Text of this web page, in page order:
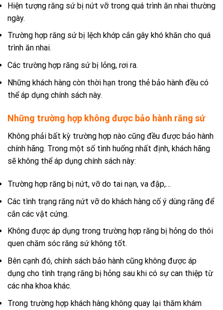
Hiện tượng răng sứ bị nứt vỡ trong quá trình ăn nhai thường
ngày.
Trường hợp răng sứ bị lệch khớp cắn gây khó khăn cho quá
trình ăn nhai.
Các trường hợp răng sứ bị lỏng, rơi ra.
Những khách hàng còn thời hạn trong thẻ bảo hành đều có
thể áp dụng chính sách này.
Những trường hợp không được bảo hành răng sứ
Không phải bất kỳ trường hợp nào cũng đều được bảo hành
chính hãng. Trong một số tình huống nhất định, khách hãng
sẽ không thể áp dụng chính sách này:
Trường hợp răng bị nứt, vỡ do tai nạn, va đập,…
Các tình trạng răng nứt vỡ do khách hàng cố ý dùng răng để
cắn các vật cứng.
Không được áp dụng trong trường hợp răng bị hỏng do thói
quen chăm sóc răng sứ không tốt.
Bên cạnh đó, chính sách bảo hành cũng không được áp
dụng cho tình trạng răng bị hỏng sau khi có sự can thiệp từ
các nha khoa khác.
Trong trường hợp khách hàng không quay lại thăm khám